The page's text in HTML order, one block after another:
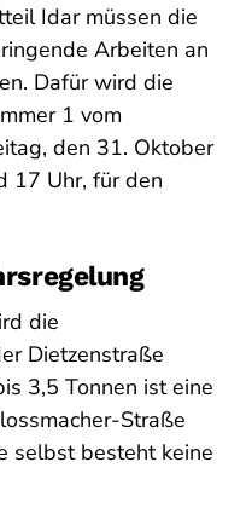
Idar müssen die
Arbeiten an
Dafür wird die
1 vom
den 31. Oktober
17 Uhr, für den
die
Dietzenstraße
3,5 Tonnen ist eine
Straße
selbst besteht keine